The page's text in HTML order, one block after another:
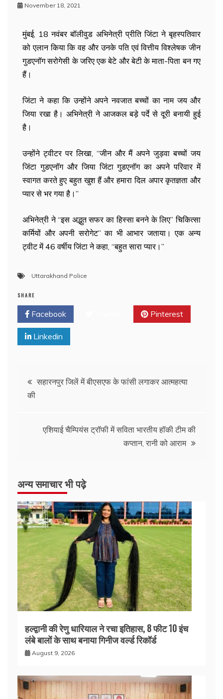
November 18, 2021
मुंबई, 18 नवंबर बॉलीवुड अभिनेत्री प्रीति जिंटा ने बृहस्पतिवार
को एलान किया कि वह और उनके पति एवं वित्तीय विश्लेषक जीन
गुडएनॉग सरोगेसी के जरिए एक बेटे और बेटी के माता-पिता बन गए
हैं।
जिंटा ने कहा कि उन्होंने अपने नवजात बच्चों का नाम जय और
जिया रखा है। अभिनेत्री ने आजकल बड़े पर्दे से दूरी बनायी हुई
है।
उन्होंने ट्वीटर पर लिखा, ‘‘जीन और मैं अपने जुड़वा बच्चों जय
जिंटा गुडएनॉग और जिया जिंटा गुडएनॉग का अपने परिवार में
स्वागत करते हुए बहुत खुश हैं और हमारा दिल अपार कृतज्ञता और
प्यार से भर गया है।’’
अभिनेत्री ने ‘‘इस अद्भुत सफर का हिस्सा बनने के लिए’’ चिकित्सा
कर्मियों और अपनी सरोगेट’’ का भी आभार जताया। एक अन्य
ट्वीट में 46 वर्षीय जिंटा ने कहा, ‘‘बहुत सारा प्यार।’’
Uttarakhand Police
SHARE
Facebook Pinterest
Linkedin
सहारनपुर जिलें में बीएसएफ के फांसी लगाकर आत्महत्या
की
एशियाई चैम्पियंस ट्रॉफी में सविता भारतीय हॉकी टीम की
कप्तान, रानी को आराम
अन्य समाचार भी पढ़े
हल्द्वानी की रेणु धारियाल ने रचा इतिहास, 8 फीट 10 इंच
लंबे बालों के साथ बनाया गिनीज वर्ल्ड रिकॉर्ड
August 9, 2026